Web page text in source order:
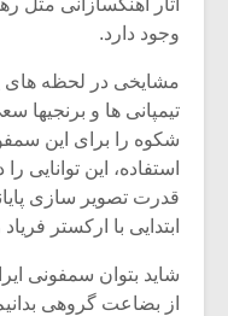
وجود دارد.
مشایخی در لحظه های
تیمپانی ها و برنجیها
شکوه را برای این
استفاده، این توانایی
قدرت تصویر سازی
ابتدایی با ارکستر
شاید بتوان سمفونی
از بضاعت گروهی